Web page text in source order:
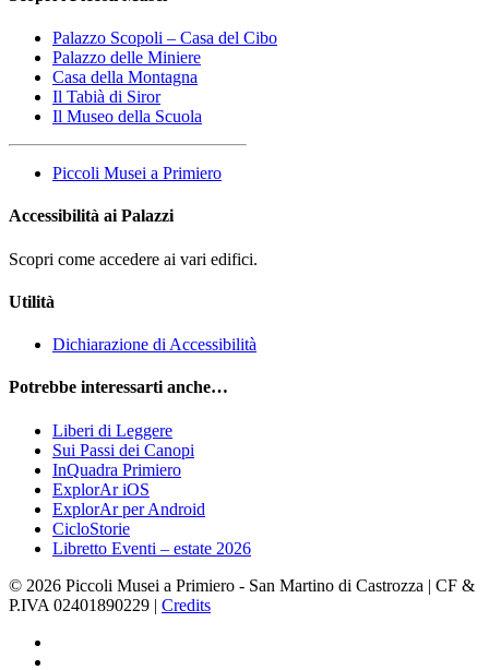
Palazzo Scopoli – Casa del Cibo
Palazzo delle Miniere
Casa della Montagna
Il Tabià di Siror
Il Museo della Scuola
Piccoli Musei a Primiero
Accessibilità ai Palazzi
Scopri come accedere ai vari edifici.
Utilità
Dichiarazione di Accessibilità
Potrebbe interessarti anche…
Liberi di Leggere
Sui Passi dei Canopi
InQuadra Primiero
ExplorAr iOS
ExplorAr per Android
CicloStorie
Libretto Eventi – estate 2026
© 2026 Piccoli Musei a Primiero - San Martino di Castrozza | CF &
P.IVA 02401890229 | Credits